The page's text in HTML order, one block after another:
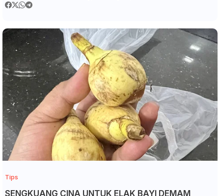
Tips
SENGKUANG CINA UNTUK ELAK BAYI DEMAM